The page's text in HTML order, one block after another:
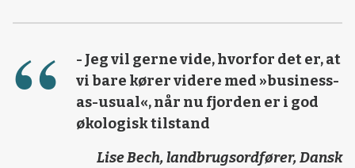
- Jeg vil gerne vide, hvorfor det er, at
vi bare kører videre med »business-
as-usual«, når nu fjorden er i god
økologisk tilstand
Lise Bech, landbrugsordfører, Dansk